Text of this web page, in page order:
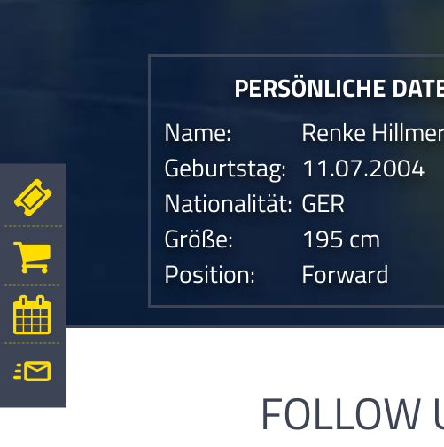
PERSÖNLICHE
Name:
Renke
Geburtstag: 11.07.2004
Nationalität: GER
Größe:
195 cm
Position:
Forward
FOLLOW